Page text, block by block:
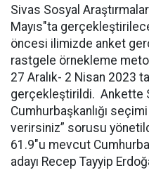
Sivas Sosyal
Mayıs"ta
öncesi ilimizde anket
rastgele örnekleme
27 Aralık- 2 Nisan 2023
gerçekleştirildi. Ankette
Cumhurbaşkanlığı
verirsiniz” sorusu
61.9"u mevcut
adayı Recep Tayyip